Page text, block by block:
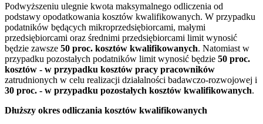
Podwyższeniu ulegnie kwota maksymalnego odliczenia od
podstawy opodatkowania kosztów kwalifikowanych. W przypadku
podatników będących mikroprzedsiębiorcami, małymi
przedsiębiorcami oraz średnimi przedsiębiorcami limit wynosić
będzie zawsze 50 proc. kosztów kwalifikowanych. Natomiast w
przypadku pozostałych podatników limit wynosić będzie 50 proc.
kosztów - w przypadku kosztów pracy pracowników
zatrudnionych w celu realizacji działalności badawczo-rozwojowej i
30 proc. - w przypadku pozostałych kosztów kwalifikowanych.
Dłuższy okres odliczania kosztów kwalifikowanych